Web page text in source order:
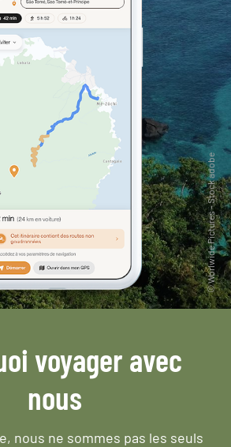
voyager avec
nous
nous ne sommes pas les seuls